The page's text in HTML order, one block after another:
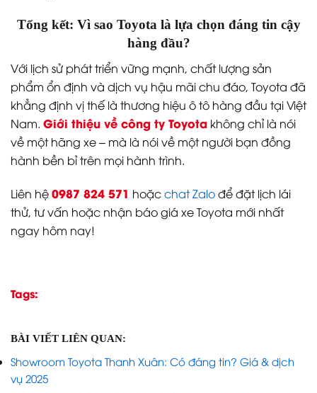
Tổng kết: Vì sao Toyota là lựa chọn đáng tin cậy
hàng đầu?
Với lịch sử phát triển vững mạnh, chất lượng sản
phẩm ổn định và dịch vụ hậu mãi chu đáo, Toyota đã
khẳng định vị thế là thương hiệu ô tô hàng đầu tại Việt
Nam. Giới thiệu về công ty Toyota không chỉ là nói
về một hãng xe – mà là nói về một người bạn đồng
hành bền bỉ trên mọi hành trình.
Liên hệ0987 824 571 hoặcchat Zalođể đặt lịch lái
thử, tư vấn hoặc nhận báo giá xe Toyota mới nhất
ngay hôm nay!
Tags:
BÀI VIẾT LIÊN QUAN:
Showroom Toyota Thanh Xuân: Có đáng tin? Giá & dịch
vụ 2025